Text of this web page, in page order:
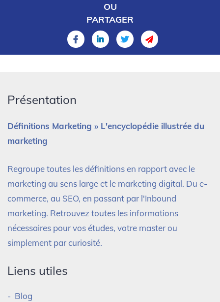
OU
PARTAGER
Présentation
Définitions Marketing » L'encyclopédie illustrée du
marketing
Regroupe toutes les définitions en rapport avec le
marketing au sens large et le marketing digital. Du e-
commerce, au SEO, en passant par l'Inbound
marketing. Retrouvez toutes les informations
nécessaires pour vos études, votre master ou
simplement par curiosité.
Liens utiles
Blog